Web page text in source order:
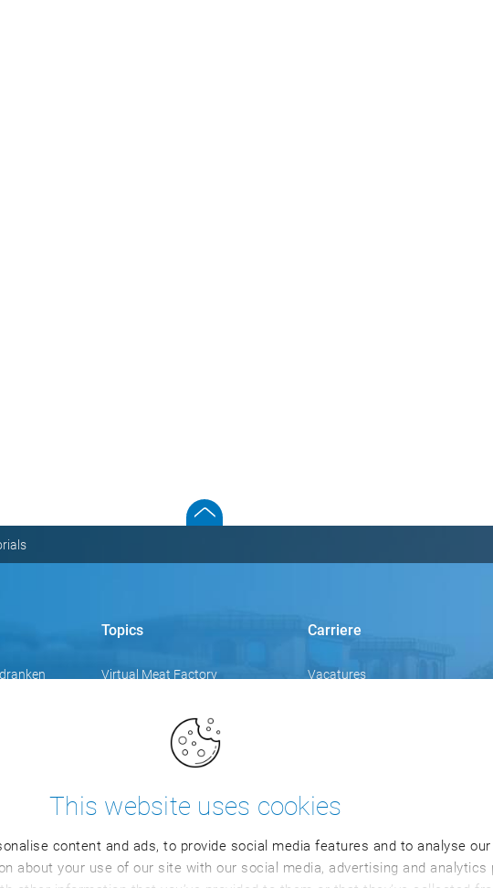
This website uses cookies
content and ads, to provide social media features and to analyse
about your use of our site with our social media, advertising and analytics
Topics
Virtual Meat Factory
Blog
Trainingen
Carriere
Vacatures